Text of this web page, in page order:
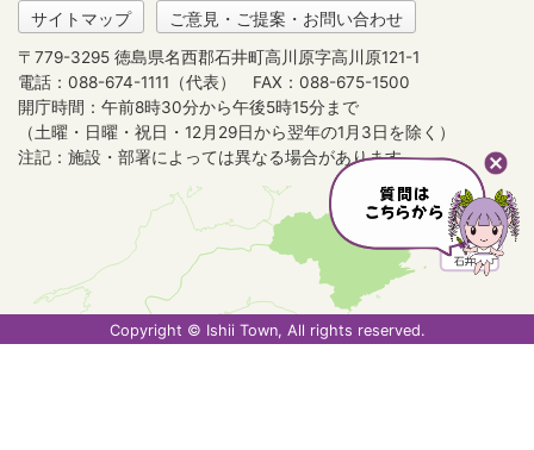
サイトマップ ご意見・ご提案・お問い合わせ
〒779-3295 徳島県名西郡石井町高川原字高川原121-1
電話：088-674-1111（代表）
FAX：088-675-1500
開庁時間：午前8時30分から午後5時15分まで
（土曜・日曜・祝日・12月29日から翌年の1月3日を除く）
注記：施設・部署によっては異なる場合があります。
Copyright © Ishii Town, All rights reserved.